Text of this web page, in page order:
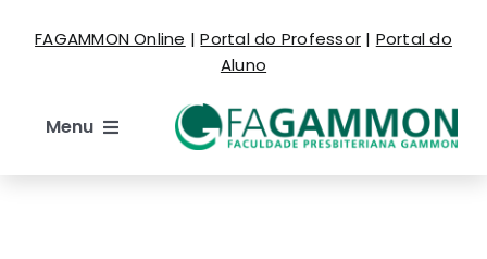
paraFAGAMMON Online |Portal do Professor | Portal do
Aluno
Menu